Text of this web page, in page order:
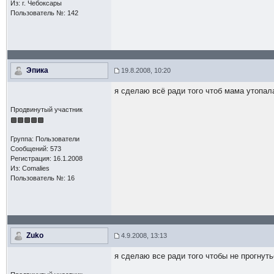
Из: г. Чебоксары
Пользователь №: 142
Эпика 19.8.2008, 10:20
Продвинутый участник
Группа: Пользователи
Сообщений: 573
Регистрация: 16.1.2008
Из: Comalies
Пользователь №: 16
я сделаю всё ради того чтоб мама
Zuko 4.9.2008, 13:13
я сделаю все ради того чтобы не